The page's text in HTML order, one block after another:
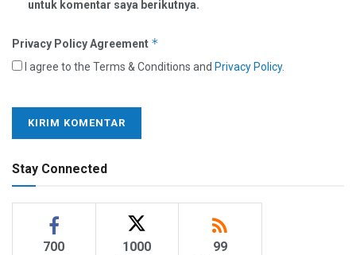
untuk komentar saya berikutnya.
Privacy Policy Agreement *
I agree to the Terms & Conditions and Privacy Policy.
Stay Connected
700 1000 99